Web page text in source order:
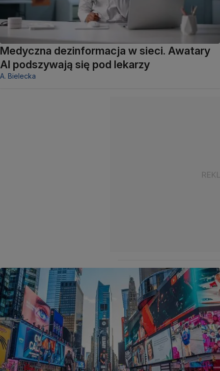
Medyczna dezinformacja w sieci. Awatary
AI podszywają się pod lekarzy
A. Bielecka